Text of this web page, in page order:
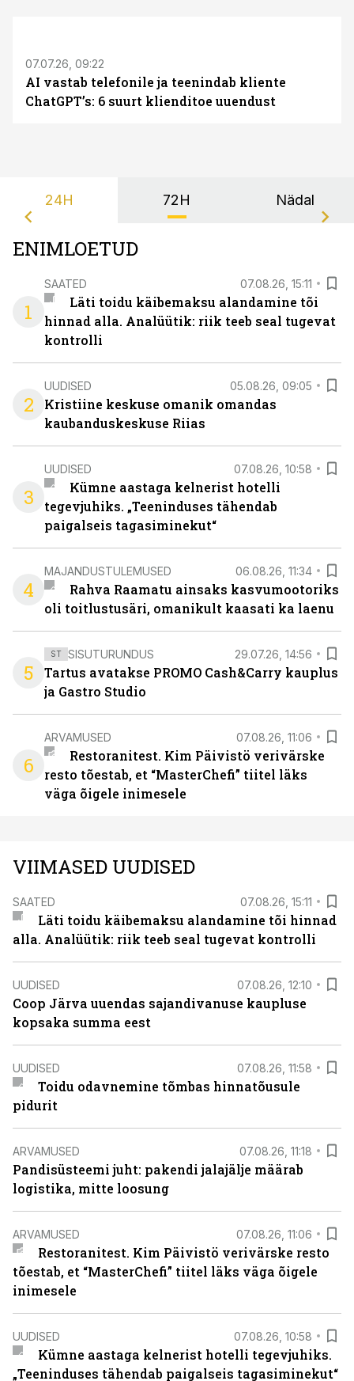
07.07.26, 09:22
AI vastab telefonile ja teenindab kliente
ChatGPT’s: 6 suurt klienditoe uuendust
24H 72H Nädal
ENIMLOETUD
1
SAATED 07.08.26, 15:11
Läti toidu käibemaksu alandamine tõi
hinnad alla. Analüütik: riik teeb seal tugevat
kontrolli
2
UUDISED 05.08.26, 09:05
Kristiine keskuse omanik omandas
kaubanduskeskuse Riias
3
UUDISED 07.08.26, 10:58
Kümne aastaga kelnerist hotelli
tegevjuhiks. „Teeninduses tähendab
paigalseis tagasiminekut“
4
MAJANDUSTULEMUSED 06.08.26, 11:34
Rahva Raamatu ainsaks kasvumootoriks
oli toitlustusäri, omanikult kaasati ka laenu
5
ST SISUTURUNDUS 29.07.26, 14:56
Tartus avatakse PROMO Cash&Carry kauplus
ja Gastro Studio
6
ARVAMUSED 07.08.26, 11:06
Restoranitest. Kim Päivistö verivärske
resto tõestab, et “MasterChefi” tiitel läks
väga õigele inimesele
VIIMASED UUDISED
SAATED 07.08.26, 15:11
Läti toidu käibemaksu alandamine tõi hinnad
alla. Analüütik: riik teeb seal tugevat kontrolli
UUDISED 07.08.26, 12:10
Coop Järva uuendas sajandivanuse kaupluse
kopsaka summa eest
UUDISED 07.08.26, 11:58
Toidu odavnemine tõmbas hinnatõusule
pidurit
ARVAMUSED 07.08.26, 11:18
Pandisüsteemi juht: pakendi jalajälje määrab
logistika, mitte loosung
ARVAMUSED 07.08.26, 11:06
Restoranitest. Kim Päivistö verivärske resto
tõestab, et “MasterChefi” tiitel läks väga õigele
inimesele
UUDISED 07.08.26, 10:58
Kümne aastaga kelnerist hotelli tegevjuhiks.
„Teeninduses tähendab paigalseis tagasiminekut“